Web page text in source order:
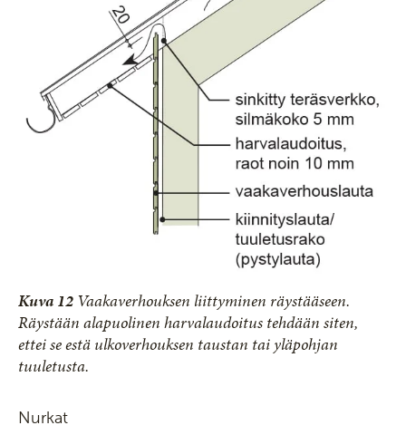
Kuva 12 Vaakaverhouksen liittyminen räystääseen.
Räystään alapuolinen harvalaudoitus tehdään siten,
ettei se estä ulkoverhouksen taustan tai yläpohjan
tuuletusta.
Nurkat